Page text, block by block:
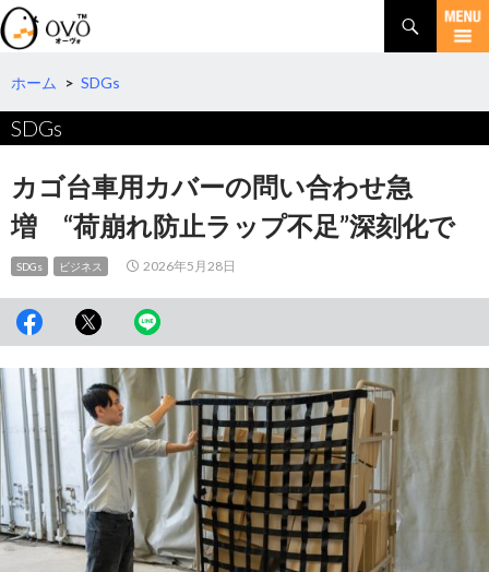
検
索
コ
テ
ツ
へ
動
ホーム > SDGs
SDGs
カゴ台車用カバーの問い合わせ急
増 “荷崩れ防止ラップ不足”深刻化で
SDGs ビジネス 2026年5月28日